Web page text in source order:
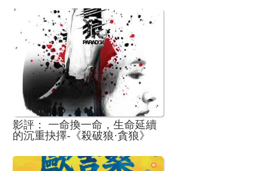
影評： 一命換一命，生命延續
的沉重抉擇-《殺破狼·貪狼》